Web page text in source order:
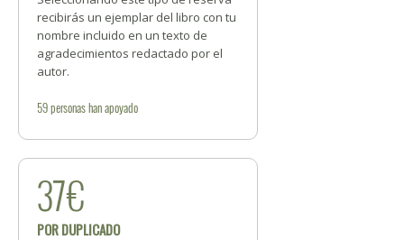
recibirás un ejemplar del libro con tu
nombre incluido en un texto de
agradecimientos redactado por el
autor.
59personashan apoyado
37€
POR DUPLICADO